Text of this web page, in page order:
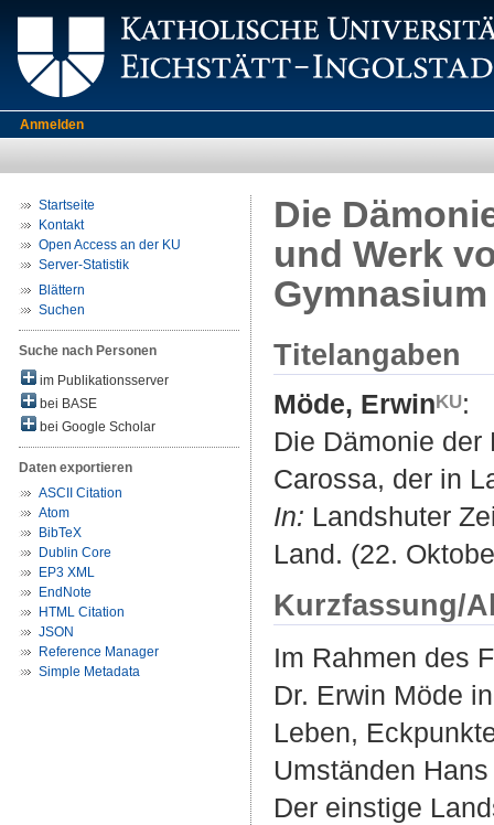
Anmelden
Startseite
Kontakt
Open Access an der KU
Server-Statistik
Blättern
Suchen
Suche nach Personen
im Publikationsserver
bei BASE
bei Google Scholar
Daten exportieren
ASCII Citation
Atom
BibTeX
Dublin Core
EP3 XML
EndNote
HTML Citation
JSON
Reference Manager
Simple Metadata
Die
und Werk
Titelangaben
Möde, Erwin
:
Die Dämonie
Carossa, der in
In: Landshuter
Land. (22.
Kurzfassung/
Im Rahmen des
Dr. Erwin Möde
Leben,
Umständen
Der einstige